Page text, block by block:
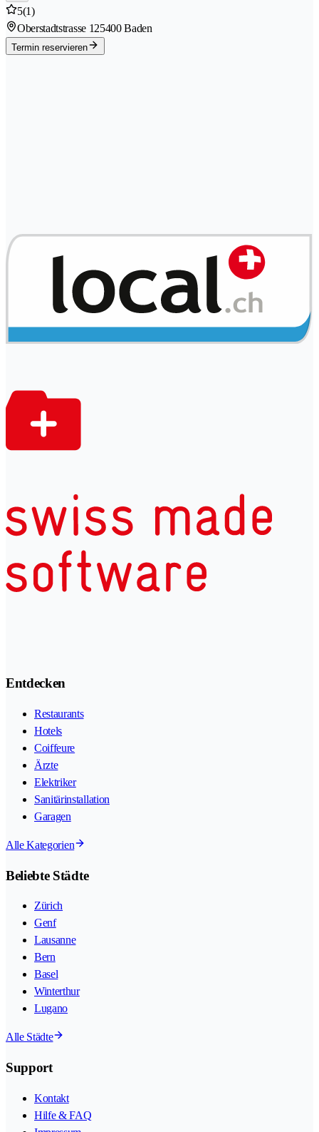
5(1)
Oberstadtstrasse 125400 Baden
Termin reservieren
Entdecken
Restaurants
Hotels
Coiffeure
Ärzte
Elektriker
Sanitärinstallation
Garagen
Alle Kategorien
Beliebte Städte
Zürich
Genf
Lausanne
Bern
Basel
Winterthur
Lugano
Alle Städte
Support
Kontakt
Hilfe & FAQ